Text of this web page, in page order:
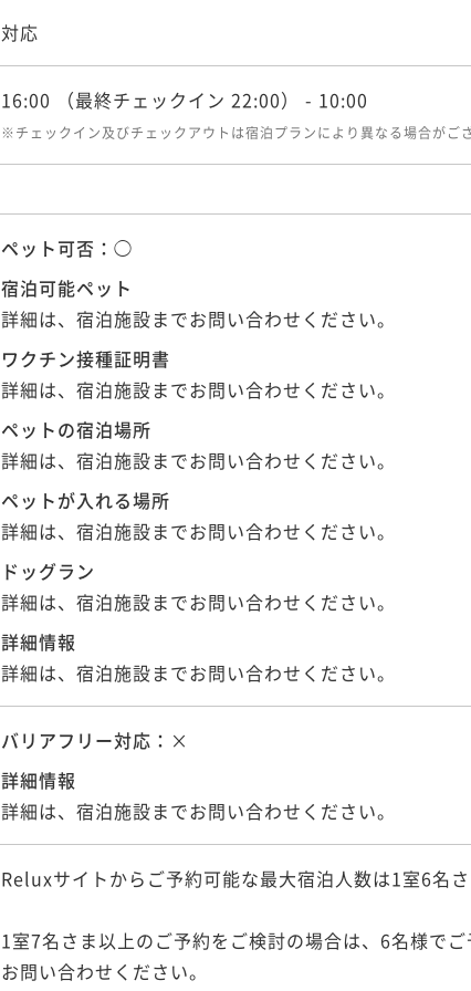
対応
16:00 （最終チェックイン 22:00） - 10:00
※チェックイン及びチェックアウトは宿泊プランにより異なる場合がござ
ペット可否： ◯
宿泊可能ペット
詳細は、宿泊施設までお問い合わせください。
ワクチン接種証明書
詳細は、宿泊施設までお問い合わせください。
ペットの宿泊場所
詳細は、宿泊施設までお問い合わせください。
ペットが入れる場所
詳細は、宿泊施設までお問い合わせください。
ドッグラン
詳細は、宿泊施設までお問い合わせください。
詳細情報
詳細は、宿泊施設までお問い合わせください。
バリアフリー対応： ×
詳細情報
詳細は、宿泊施設までお問い合わせください。
Reluxサイトからご予約可能な最大宿泊人数は1室6名さ
1室7名さま以上のご予約をご検討の場合は、6名様で
お問い合わせください。